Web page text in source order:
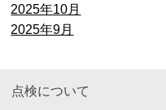
2025年10月
2025年9月
点検について